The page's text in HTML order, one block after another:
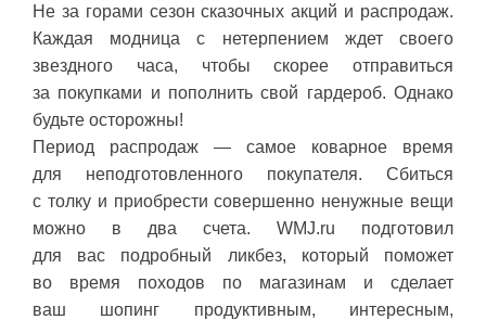
Не за горами сезон сказочных акций и распродаж.
Каждая модница с нетерпением ждет своего
звездного часа, чтобы скорее отправиться
за покупками и пополнить свой гардероб. Однако
будьте осторожны!
Период распродаж — самое коварное время
для неподготовленного покупателя. Сбиться
с толку и приобрести совершенно ненужные вещи
можно в два счета. WMJ.ru подготовил
для вас подробный ликбез, который поможет
во время походов по магазинам и сделает
ваш шопинг продуктивным, интересным,